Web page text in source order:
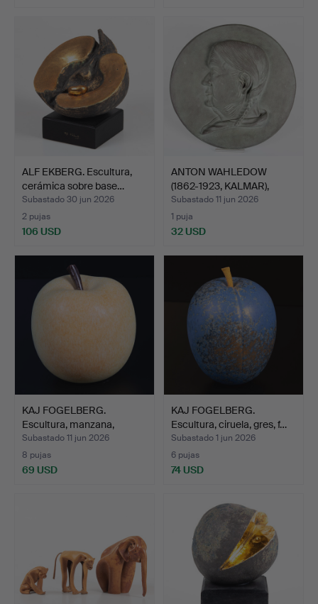
ALF EKBERG. Escultura,
cerámica sobre base…
Subastado 30 jun 2026
2 pujas
106 USD
ANTON WAHLEDOW
(1862-1923, KALMAR),
medall…
Subastado 11 jun 2026
1 puja
32 USD
KAJ FOGELBERG.
Escultura, manzana,
cerámic…
Subastado 11 jun 2026
8 pujas
69 USD
KAJ FOGELBERG.
Escultura, ciruela, gres, f…
Subastado 1 jun 2026
6 pujas
74 USD